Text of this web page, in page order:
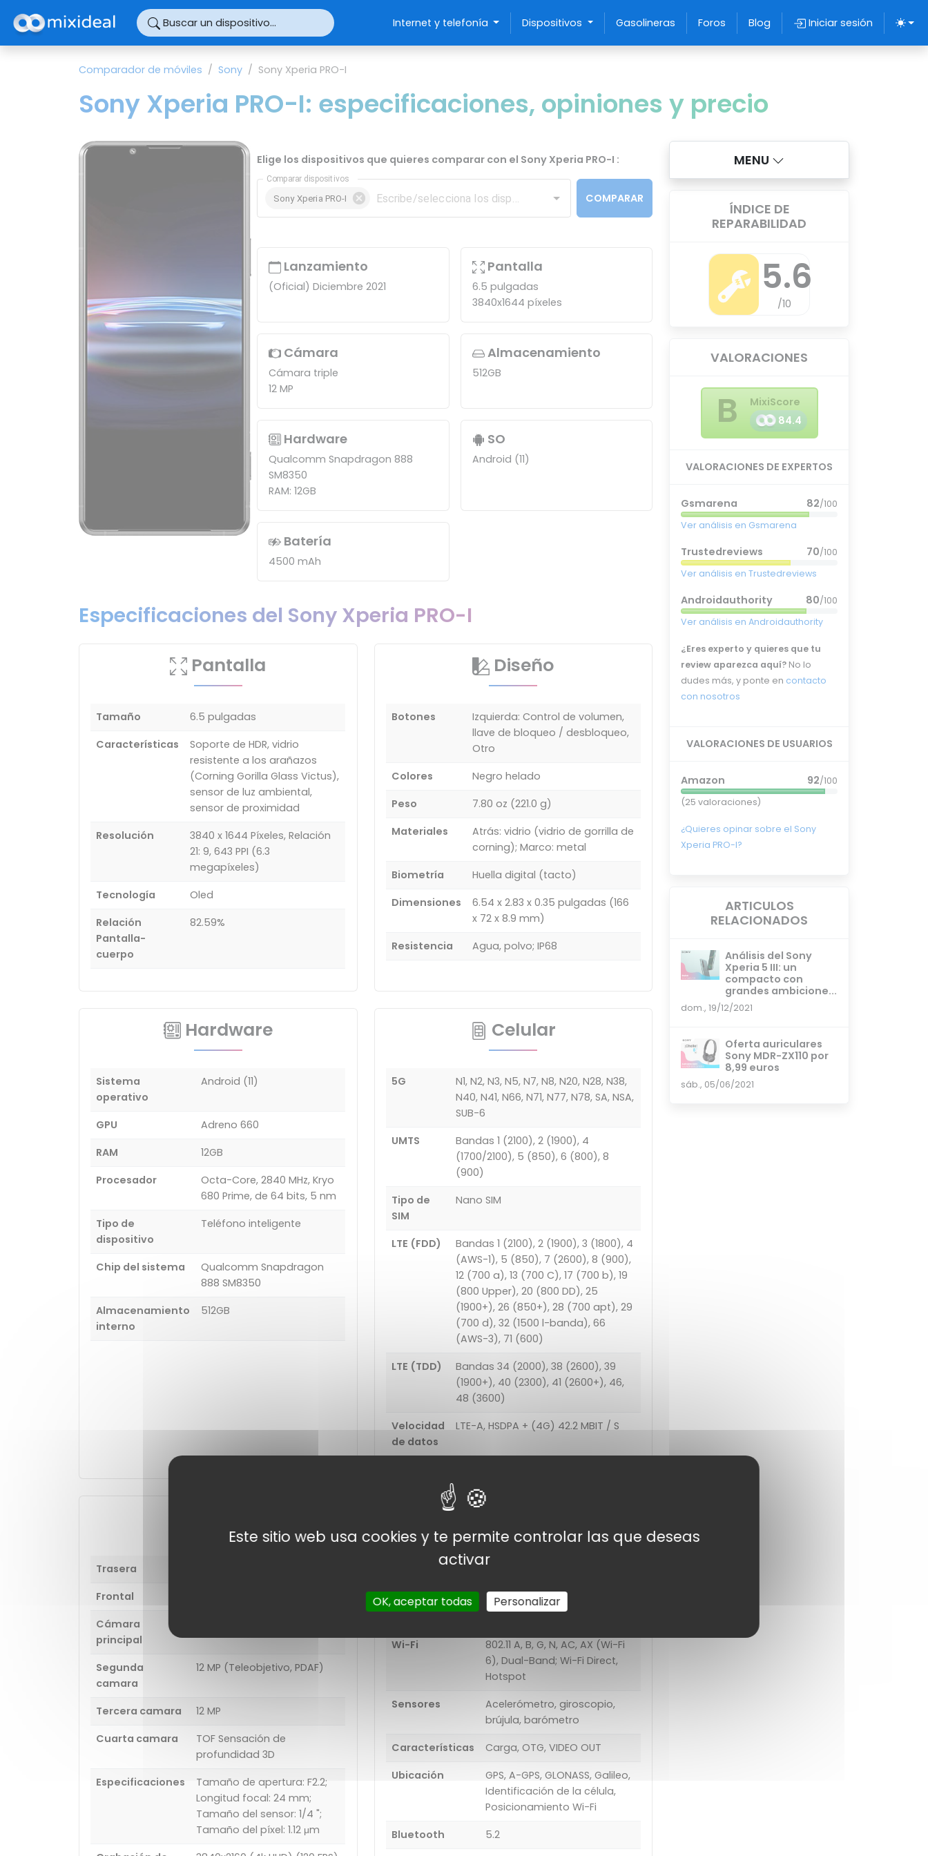
Buscar un dispositivo... Internet y telefonía Dispositivos Gasolineras Foros Blog Iniciar sesión
Comparador de móviles Sony Sony Xperia PRO-I
Sony Xperia PRO-I: especificaciones, opiniones y precio
Elige los dispositivos que quieres comparar con el Sony Xperia PRO-I :
Comparar dispositivos
Sony Xperia PRO-I COMPARAR
Lanzamiento
(Oficial) Diciembre 2021
Pantalla
6.5 pulgadas
3840x1644 píxeles
Cámara
Cámara triple
12 MP
Almacenamiento
512GB
Hardware
Qualcomm Snapdragon 888
SM8350
RAM: 12GB
SO
Android (11)
Batería
4500 mAh
Especificaciones del Sony Xperia PRO-I
Pantalla
Tamaño
6.5 pulgadas
Características
Soporte de HDR, vidrio
resistente a los arañazos
(Corning Gorilla Glass Victus),
sensor de luz ambiental,
sensor de proximidad
Resolución
3840 x 1644 Píxeles, Relación
21: 9, 643 PPI (6.3
megapíxeles)
Tecnología
Oled
Relación
Pantalla-
cuerpo
82.59%
Diseño
Botones
Izquierda: Control de volumen,
llave de bloqueo / desbloqueo,
Otro
Colores
Negro helado
Peso
7.80 oz (221.0 g)
Materiales
Atrás: vidrio (vidrio de gorrilla de
corning); Marco: metal
Biometría
Huella digital (tacto)
Dimensiones
6.54 x 2.83 x 0.35 pulgadas (166
x 72 x 8.9 mm)
Resistencia
Agua, polvo; IP68
Hardware
Sistema
operativo
Android (11)
GPU
Adreno 660
RAM
12GB
Procesador
Octa-Core, 2840 MHz, Kryo
680 Prime, de 64 bits, 5 nm
Tipo de
dispositivo
Teléfono inteligente
Chip del sistema
Qualcomm Snapdragon
888 SM8350
Almacenamiento
interno
512GB
Celular
5G
N1, N2, N3, N5, N7, N8, N20, N28, N38,
N40, N41, N66, N71, N77, N78, SA, NSA,
SUB-6
UMTS
Bandas 1 (2100), 2 (1900), 4
(1700/2100), 5 (850), 6 (800), 8
(900)
Tipo de
SIM
Nano SIM
LTE (FDD)
Bandas 1 (2100), 2 (1900), 3 (1800), 4
(AWS-1), 5 (850), 7 (2600), 8 (900),
12 (700 a), 13 (700 C), 17 (700 b), 19
(800 Upper), 20 (800 DD), 25
(1900+), 26 (850+), 28 (700 apt), 29
(700 d), 32 (1500 l-banda), 66
(AWS-3), 71 (600)
LTE (TDD)
Bandas 34 (2000), 38 (2600), 39
(1900+), 40 (2300), 41 (2600+), 46,
48 (3600)
Velocidad
de datos
LTE-A, HSDPA + (4G) 42.2 MBIT / S
Trasera
Frontal
Cámara
principal
Segunda
camara
12 MP (Teleobjetivo, PDAF)
Tercera camara
12 MP
Cuarta camara
TOF Sensación de
profundidad 3D
Especificaciones
Tamaño de apertura: F2.2;
Longitud focal: 24 mm;
Tamaño del sensor: 1/4 ";
Tamaño del píxel: 1.12 μm
conectividad
USB
Tipo-C (reversible), USB 3.2
Wi-Fi
802.11 A, B, G, N, AC, AX (Wi-Fi
6), Dual-Band; Wi-Fi Direct,
Hotspot
Sensores
Acelerómetro, giroscopio,
brújula, barómetro
Características
Carga, OTG, VIDEO OUT
Ubicación
GPS, A-GPS, GLONASS, Galileo,
Identificación de la célula,
Posicionamiento Wi-Fi
Bluetooth
5.2
MENU
ÍNDICE DE
REPARABILIDAD
5.6
/10
VALORACIONES
B
MixiScore
84.4
VALORACIONES DE EXPERTOS
Gsmarena 82/100
Ver análisis en Gsmarena
Trustedreviews 70/100
Ver análisis en Trustedreviews
Androidauthority 80/100
Ver análisis en Androidauthority
¿Eres experto y quieres que tu
review aparezca aquí? No lo
dudes más, y ponte en contacto
con nosotros
VALORACIONES DE USUARIOS
Amazon 92/100
(25 valoraciones)
¿Quieres opinar sobre el Sony
Xperia PRO-I?
ARTICULOS
RELACIONADOS
Análisis del Sony
Xperia 5 III: un
compacto con
grandes ambicione...
dom., 19/12/2021
Oferta auriculares
Sony MDR-ZX110 por
8,99 euros
sáb., 05/06/2021
Este sitio web usa cookies y te permite controlar las que deseas
activar
OK, aceptar todas Personalizar